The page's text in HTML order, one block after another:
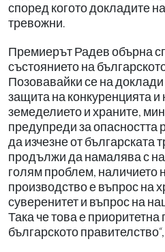
според когото докладите
тревожни.
Премиерът Радев обърна
състоянието на
Позовавайки се на
защита на конкуренцията
земеделието и храните,
предупреди за опасността
да изчезне от българската
продължи да намалява с
голям проблем, наличието
производство е въпрос на
суверенитет и въпрос на
Така че това е приоритетна
българското